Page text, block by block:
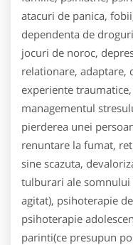
atacuri de panica,
dependenta de
jocuri de noroc,
relationare, adaptare,
experiente
managementul
pierderea unei
renuntare la fumat,
sine scazuta,
tulburari ale
agitat), psihoterapie
psihoterapie
parinti(ce presupun